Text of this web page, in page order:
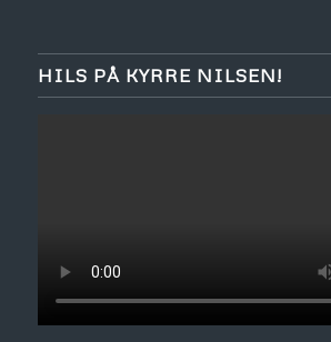
HILS PÅ KYRRE NILSEN!